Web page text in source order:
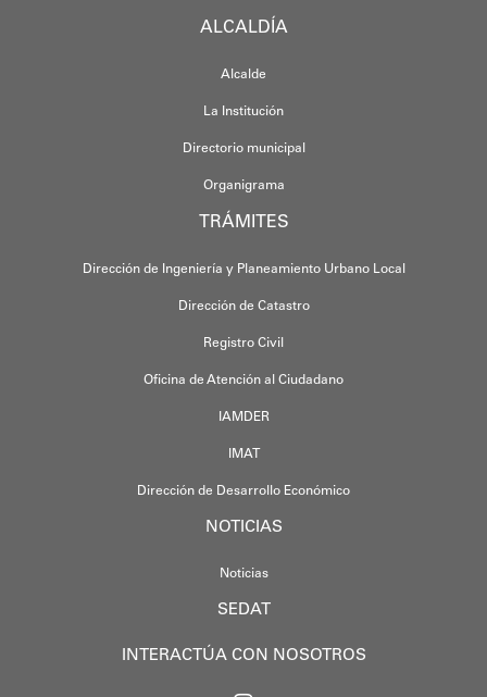
ALCALDÍA
Alcalde
La Institución
Directorio municipal
Organigrama
TRÁMITES
Dirección de Ingeniería y Planeamiento Urbano Local
Dirección de Catastro
Registro Civil
Oficina de Atención al Ciudadano
IAMDER
IMAT
Dirección de Desarrollo Económico
NOTICIAS
Noticias
SEDAT
INTERACTÚA CON NOSOTROS